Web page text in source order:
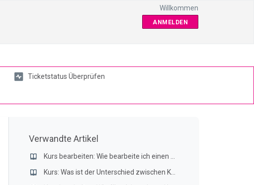
Willkommen
ANMELDEN
Ticketstatus Überprüfen
Verwandte Artikel